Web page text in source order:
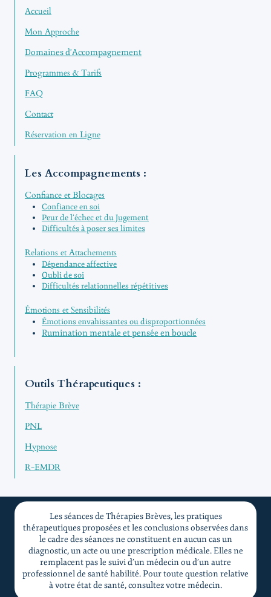
Accueil
Mon Approche
Domaines d'Accompagnement
Programmes & Tarifs
FAQ
Contact
Réservation en Ligne
Les Accompagnements :
Confiance et Blocages
Confiance en soi
Peur de l’échec et du Jugement
Difficultés à poser ses limites
Relations et Attachements
Dépendance affective
Oubli de soi
Difficultés relationnelles répétitives
Émotions et Sensibilités
Émotions envahissantes ou disproportionnées
Rumination mentale et pensée en boucle
Outils Thérapeutiques :
Thérapie Brève
PNL
Hypnose
R-EMDR
Les séances de Thérapies Brèves, les pratiques
thérapeutiques proposées et les conclusions observées dans
le cadre des séances ne constituent en aucun cas un
diagnostic, un acte ou une prescription médicale. Elles ne
remplacent pas le suivi d’un médecin ou d’un autre
professionnel de santé habilité. Pour toute question relative
à votre état de santé, consultez votre médecin.